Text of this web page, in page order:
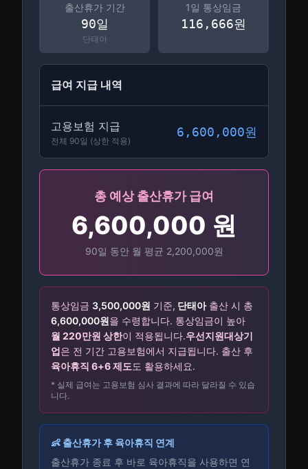
출산휴가 기간
90일
단태아
1일 통상임금
116,666원
급여 지급 내역
고용보험 지급
전체 90일 (상한 적용)
6,600,000원
총 예상 출산휴가 급여
6,600,000 원
90일 동안 월 평균 2,200,000원
통상임금 3,500,000원 기준, 단태아출산 시 총
6,600,000원을 수령합니다. 통상임금이 높아
월 220만원 상한이 적용됩니다.우선지원대상기
업은 전 기간 고용보험에서 지급됩니다. 출산 후
육아휴직 6+6 제도도 활용하세요.
* 실제 급여는 고용보험 심사 결과에 따라 달라질 수 있습
니다.
👶 출산휴가 후 육아휴직 연계
출산휴가 종료 후 바로 육아휴직을 사용하면 연